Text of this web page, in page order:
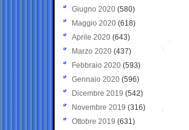
Giugno 2020 (580)
Maggio 2020 (618)
Aprile 2020 (643)
Marzo 2020 (437)
Febbraio 2020 (593)
Gennaio 2020 (596)
Dicembre 2019 (542)
Novembre 2019 (316)
Ottobre 2019 (631)